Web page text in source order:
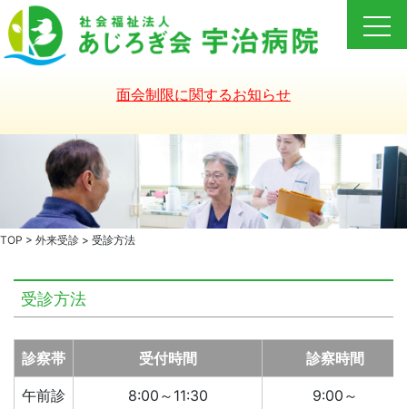
Skip
to
content
面会制限に関するお知らせ
TOP > 外来受診 > 受診方法
受診方法
診察帯 受付時間 診察時間
午前診 8:00～11:30 9:00～